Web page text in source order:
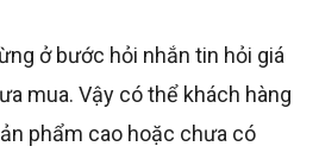
ở bước hỏi nhắn tin hỏi giá
mua. Vậy có thể khách hàng
phẩm cao hoặc chưa có